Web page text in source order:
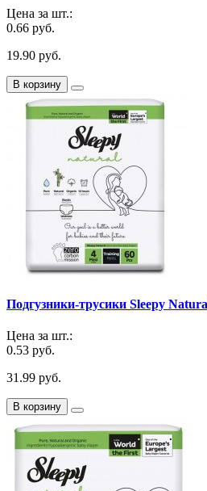
Цена за шт.:
0.66 руб.
19.90 руб.
В корзину
Подгузники-трусики Sleepy
Цена за шт.:
0.53 руб.
31.99 руб.
В корзину